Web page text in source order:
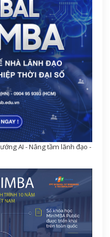
AI - Nâng tầm lãnh đạo -